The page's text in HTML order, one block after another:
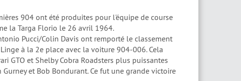
904 ont été produites pour l'équipe de course
la Targa Florio le 26 avril 1964.
Pucci/Colin Davis ont remporté le classement
à la 2e place avec la voiture 904-006. Cela
GTO et Shelby Cobra Roadsters plus puissantes
et Bob Bondurant. Ce fut une grande victoire